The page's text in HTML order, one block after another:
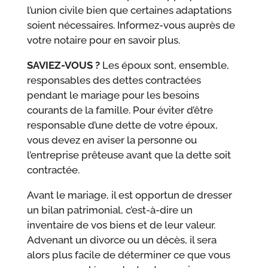
l’union civile bien que certaines adaptations
soient nécessaires. Informez-vous auprès de
votre notaire pour en savoir plus.
SAVIEZ-VOUS ?Les époux sont, ensemble,
responsables des dettes contractées
pendant le mariage pour les besoins
courants de la famille. Pour éviter d’être
responsable d’une dette de votre époux,
vous devez en aviser la personne ou
l’entreprise prêteuse avant que la dette soit
contractée.
Avant le mariage, il est opportun de dresser
un bilan patrimonial, c’est-à-dire un
inventaire de vos biens et de leur valeur.
Advenant un divorce ou un décès, il sera
alors plus facile de déterminer ce que vous